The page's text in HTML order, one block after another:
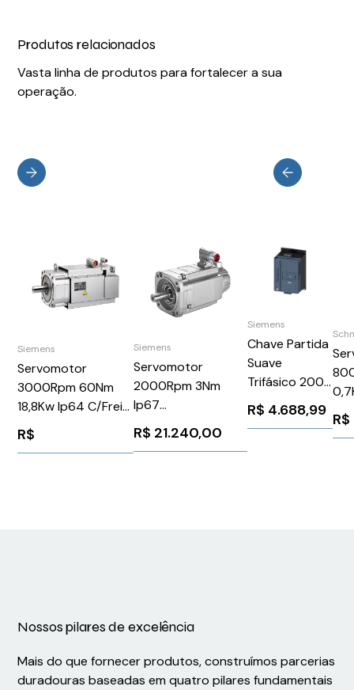
Produtos relacionados
Vasta linha de produtos para fortalecer a sua
operação.
Siemens
Servomotor
3000Rpm 60Nm
18,8Kw Ip64 C/Freio
1FT71085SF703CH0
Siemens 1073190
R$
Siemens
Servomotor
2000Rpm 3Nm
Ip67
1FK70422AC711CA2
Siemens 90936
R$ 21.240,00
Siemens
Chave Partida
Suave
Trifásico 200
480V 38A 110
220V
3RW52171AC14
R$ 4.688,99
R$
Nossos pilares de excelência
Mais do que fornecer produtos, construímos parcerias
duradouras baseadas em quatro pilares fundamentais